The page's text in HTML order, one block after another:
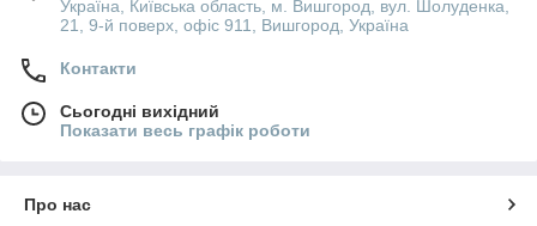
Україна, Київська область, м. Вишгород, вул. Шолуденка,
21, 9-й поверх, офіс 911, Вишгород, Україна
Контакти
Сьогодні вихідний
Показати весь графік роботи
Про нас